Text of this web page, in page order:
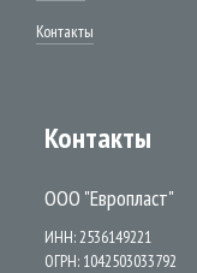
Контакты
Контакты
ООО "Европласт"
ИНН: 2536149221
ОГРН: 1042503033792